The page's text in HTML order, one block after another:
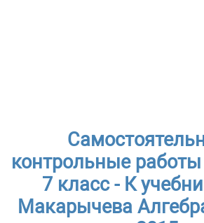
контрольные работы
7 класс - К
Макарычева